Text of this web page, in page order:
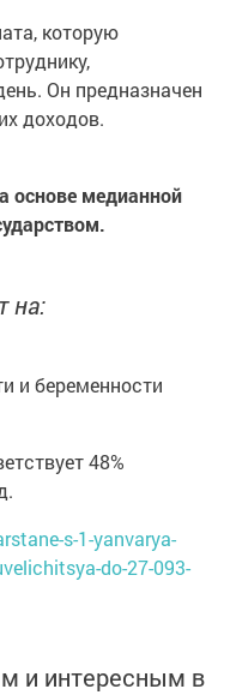
которую
Он предназначен
доходов.
основе медианной
на:
и беременности
48%
s-1-yanvarya-
do-27-093-
и интересным в